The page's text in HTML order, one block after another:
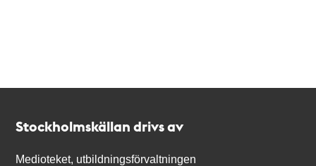
Stockholmskällan drivs av
Medioteket, utbildningsförvaltningen